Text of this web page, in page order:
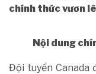
chính thức vươn
Nội dung
Đội tuyển Canada